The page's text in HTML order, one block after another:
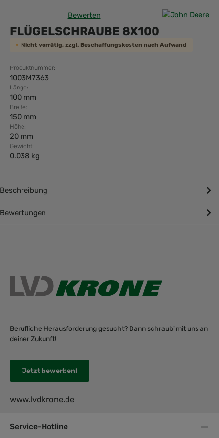
Durchschnittliche Bewertung von 0 von 5 Sternen
Bewerten
FLÜGELSCHRAUBE 8X100
Nicht vorrätig, zzgl. Beschaffungskosten nach Aufwand
Produktnummer:
1003M7363
Länge:
100 mm
Breite:
150 mm
Höhe:
20 mm
Gewicht:
0.038 kg
Beschreibung
Bewertungen
Berufliche Herausforderung gesucht? Dann schraub' mit uns an
deiner Zukunft!
Jetzt bewerben!
www.lvdkrone.de
Service-Hotline